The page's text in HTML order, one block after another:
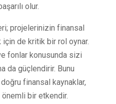
olur.
projelerinizin finansal
de kritik bir rol oynar.
fonlar konusunda sizi
da güçlendirir. Bunu
doğru finansal kaynaklar,
bir etkendir.